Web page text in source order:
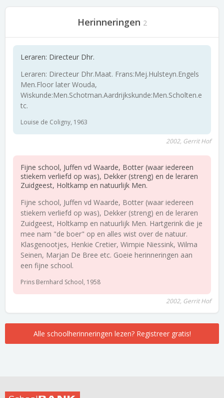
Herinneringen 2
Leraren: Directeur Dhr.
Leraren: Directeur Dhr.Maat. Frans:Mej.Hulsteyn.Engels
Men.Floor later Wouda,
Wiskunde:Men.Schotman.Aardrijkskunde:Men.Scholten.e
tc.
Louise de Coligny, 1963
2002, Gerrit Hof
Fijne school, Juffen vd Waarde, Botter (waar iedereen
stiekem verliefd op was), Dekker (streng) en de leraren
Zuidgeest, Holtkamp en natuurlijk Men.
Fijne school, Juffen vd Waarde, Botter (waar iedereen
stiekem verliefd op was), Dekker (streng) en de leraren
Zuidgeest, Holtkamp en natuurlijk Men. Hartgerink die je
mee nam "de boer" op en alles wist over de natuur.
Klasgenootjes, Henkie Cretier, Wimpie Niessink, Wilma
Seinen, Marjan De Bree etc. Goeie herinneringen aan
een fijne school.
Prins Bernhard School, 1958
2002, Gerrit Hof
Alle schoolherinneringen lezen? Registreer gratis!